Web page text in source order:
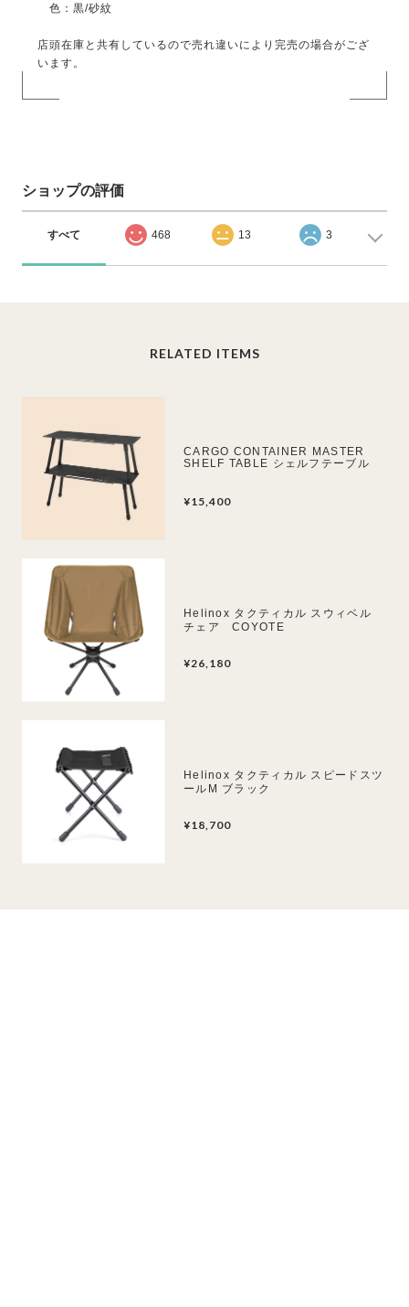
色：黒/砂紋
店頭在庫と共有しているので売れ違いにより完売の場合がござ
います。
ショップの評価
すべて 468 13 3
RELATED ITEMS
CARGO CONTAINER MASTER
SHELF TABLE シェルフテーブル
¥15,400
Helinox タクティカル スウィベル
チェア COYOTE
¥26,180
Helinox タクティカル スピードスツ
ールM ブラック
¥18,700